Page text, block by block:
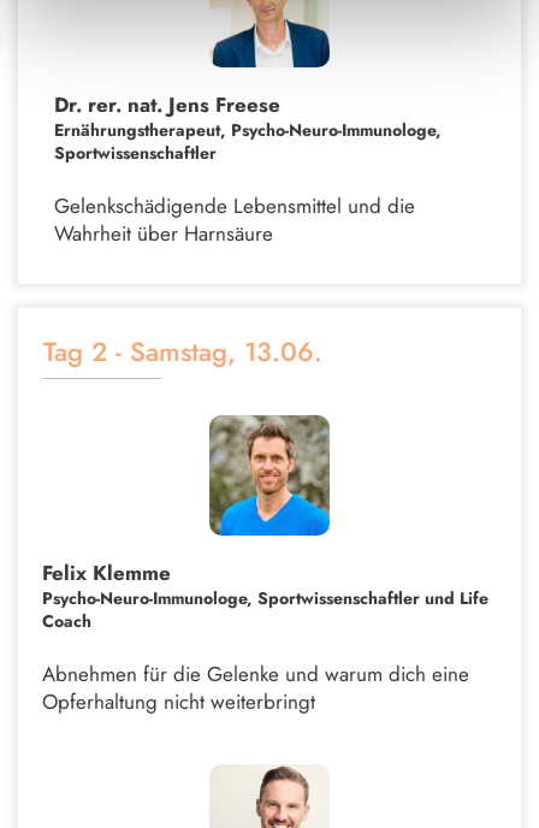
Dr. rer. nat. Jens Freese
Ernährungstherapeut, Psycho-Neuro-Immunologe,
Sportwissenschaftler
Gelenkschädigende Lebensmittel und die
Wahrheit über Harnsäure
Tag 2 - Samstag, 13.06.
Felix Klemme
Psycho-Neuro-Immunologe, Sportwissenschaftler und Life
Coach
Abnehmen für die Gelenke und warum dich eine
Opferhaltung nicht weiterbringt